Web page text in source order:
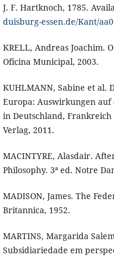
J. F. Hartknoch, 1785.
duisburg-essen.de/Kant/
KRELL, Andreas Joachim.
Oficina Municipal, 2003.
KUHLMANN, Sabine et al.
Europa: Auswirkungen
in Deutschland,
Verlag, 2011.
MACINTYRE, Alasdair.
Philosophy. 3ª ed. Notre
MADISON, James. The
Britannica, 1952.
MARTINS, Margarida
Subsidiariedade em